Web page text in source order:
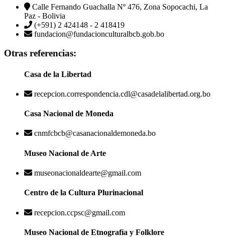
Calle Fernando Guachalla Nº 476, Zona Sopocachi, La
Paz - Bolivia
(+591) 2 424148 - 2 418419
fundacion@fundacionculturalbcb.gob.bo
Otras referencias:
Casa de la Libertad
recepcion.correspondencia.cdl@casadelalibertad.org.bo
Casa Nacional de Moneda
cnmfcbcb@casanacionaldemoneda.bo
Museo Nacional de Arte
museonacionaldearte@gmail.com
Centro de la Cultura Plurinacional
recepcion.ccpsc@gmail.com
Museo Nacional de Etnografía y Folklore